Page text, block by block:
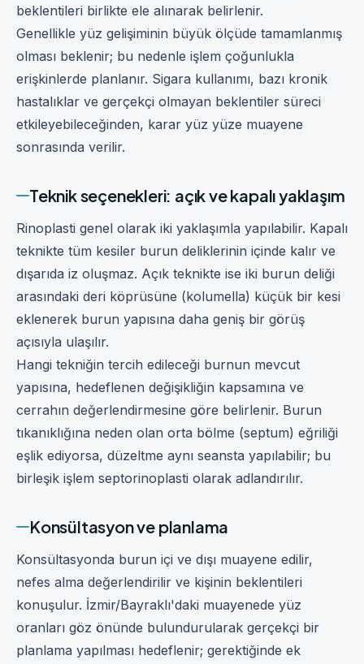
beklentileri birlikte ele alınarak belirlenir.
Genellikle yüz gelişiminin büyük ölçüde tamamlanmış
olması beklenir; bu nedenle işlem çoğunlukla
erişkinlerde planlanır. Sigara kullanımı, bazı kronik
hastalıklar ve gerçekçi olmayan beklentiler süreci
etkileyebileceğinden, karar yüz yüze muayene
sonrasında verilir.
Teknik seçenekleri: açık ve kapalı yaklaşım
Rinoplasti genel olarak iki yaklaşımla yapılabilir. Kapalı
teknikte tüm kesiler burun deliklerinin içinde kalır ve
dışarıda iz oluşmaz. Açık teknikte ise iki burun deliği
arasındaki deri köprüsüne (kolumella) küçük bir kesi
eklenerek burun yapısına daha geniş bir görüş
açısıyla ulaşılır.
Hangi tekniğin tercih edileceği burnun mevcut
yapısına, hedeflenen değişikliğin kapsamına ve
cerrahın değerlendirmesine göre belirlenir. Burun
tıkanıklığına neden olan orta bölme (septum) eğriliği
eşlik ediyorsa, düzeltme aynı seansta yapılabilir; bu
birleşik işlem septorinoplasti olarak adlandırılır.
Konsültasyon ve planlama
Konsültasyonda burun içi ve dışı muayene edilir,
nefes alma değerlendirilir ve kişinin beklentileri
konuşulur. İzmir/Bayraklı'daki muayenede yüz
oranları göz önünde bulundurularak gerçekçi bir
planlama yapılması hedeflenir; gerektiğinde ek